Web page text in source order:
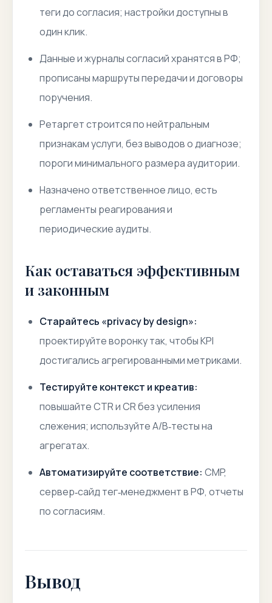
теги до согласия; настройки доступны в
один клик.
Данные и журналы согласий хранятся в РФ;
прописаны маршруты передачи и договоры
поручения.
Ретаргет строится по нейтральным
признакам услуги, без выводов о диагнозе;
пороги минимального размера аудитории.
Назначено ответственное лицо, есть
регламенты реагирования и
периодические аудиты.
Как оставаться эффективным
и законным
Старайтесь «privacy by design»:
проектируйте воронку так, чтобы KPI
достигались агрегированными метриками.
Тестируйте контекст и креатив:
повышайте CTR и CR без усиления
слежения; используйте A/B‑тесты на
агрегатах.
Автоматизируйте соответствие: CMP,
сервер‑сайд тег‑менеджмент в РФ, отчеты
по согласиям.
Вывод